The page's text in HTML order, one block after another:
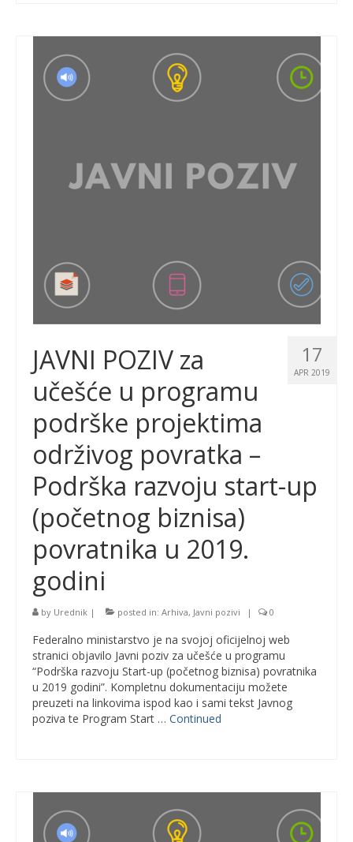
17
APR 2019
JAVNI POZIV za
učešće u programu
podrške projektima
održivog povratka –
Podrška razvoju start-up
(početnog biznisa)
povratnika u 2019.
godini
by Urednik | posted in: Arhiva, Javni pozivi | 0
Federalno ministarstvo je na svojoj oficijelnoj web
stranici objavilo Javni poziv za učešće u programu
“Podrška razvoju Start-up (početnog biznisa) povratnika
u 2019 godini”. Kompletnu dokumentaciju možete
preuzeti na linkovima ispod kao i sami tekst Javnog
poziva te Program Start … Continued